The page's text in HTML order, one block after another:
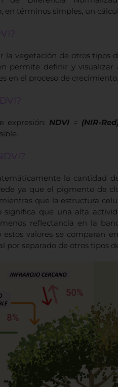
términos simples, un
la vegetación de otros
permite definir y
en el proceso de crecimiento.
expresión: NDVI = (NIR-
la cantidad
ya que el pigmento de
que la estructura
significa que una alta
reflectancia en la
estos valores se comparan
por separado de otros tipos